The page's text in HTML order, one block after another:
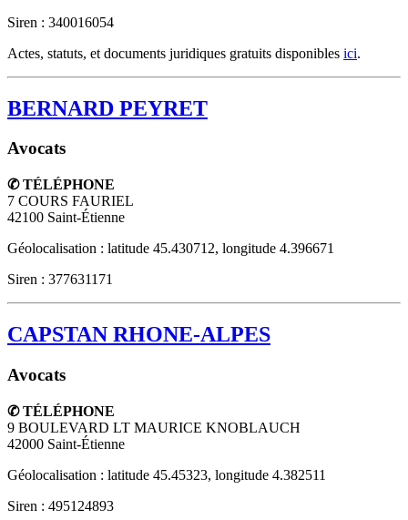
Siren : 340016054
Actes, statuts, et documents juridiques gratuits disponibles ici.
BERNARD PEYRET
Avocats
✆ TÉLÉPHONE
7 COURS FAURIEL
42100 Saint-Étienne
Géolocalisation : latitude 45.430712, longitude 4.396671
Siren : 377631171
CAPSTAN RHONE-ALPES
Avocats
✆ TÉLÉPHONE
9 BOULEVARD LT MAURICE KNOBLAUCH
42000 Saint-Étienne
Géolocalisation : latitude 45.45323, longitude 4.382511
Siren : 495124893